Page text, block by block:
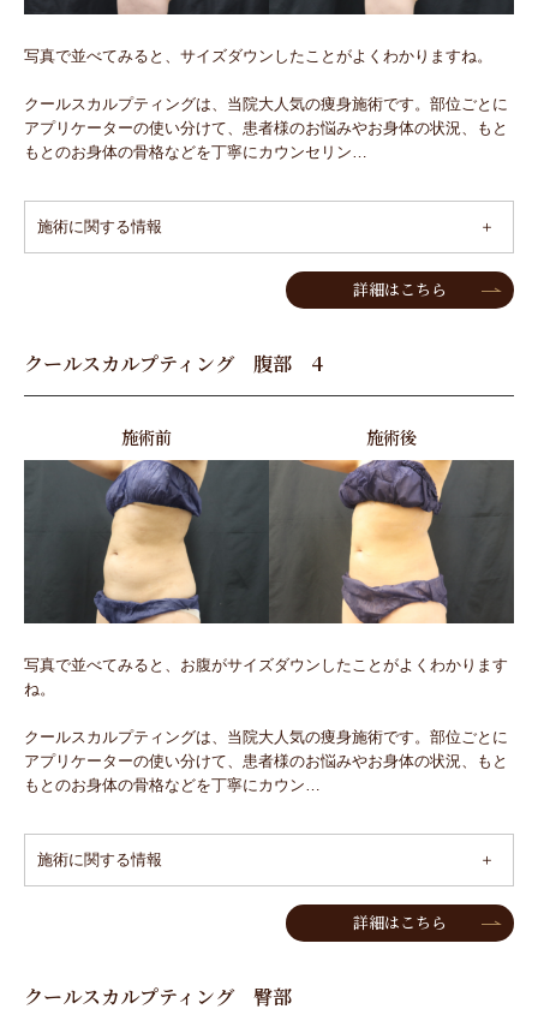
写真で並べてみると、サイズダウンしたことがよくわかりますね。
クールスカルプティングは、当院大人気の痩身施術です。部位ごとに
アプリケーターの使い分けて、患者様のお悩みやお身体の状況、もと
もとのお身体の骨格などを丁寧にカウンセリン…
施術に関する情報
詳細はこちら
クールスカルプティング 腹部 4
施術前 施術後
写真で並べてみると、お腹がサイズダウンしたことがよくわかります
ね。
クールスカルプティングは、当院大人気の痩身施術です。部位ごとに
アプリケーターの使い分けて、患者様のお悩みやお身体の状況、もと
もとのお身体の骨格などを丁寧にカウン…
施術に関する情報
詳細はこちら
クールスカルプティング 臀部